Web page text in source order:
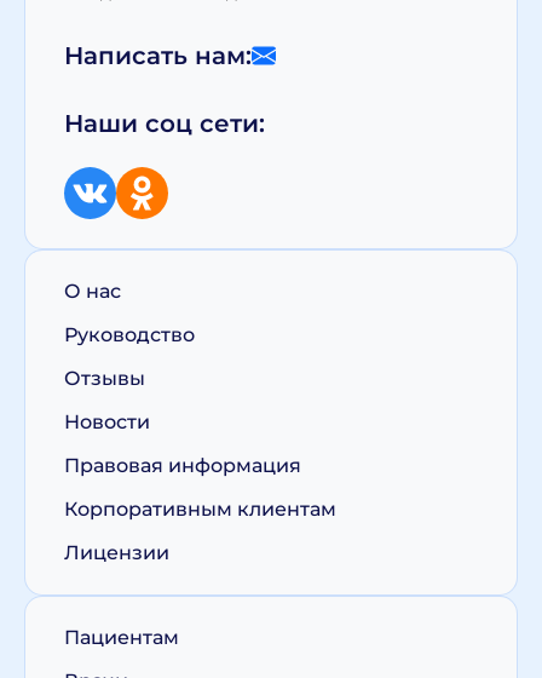
Написать нам:
Наши соц сети:
О нас
Руководство
Отзывы
Новости
Правовая информация
Корпоративным клиентам
Лицензии
Пациентам